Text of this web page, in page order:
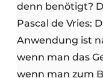
denn benötigt?
Pascal de Vries:
Anwendung ist
wenn man das
wenn man zum